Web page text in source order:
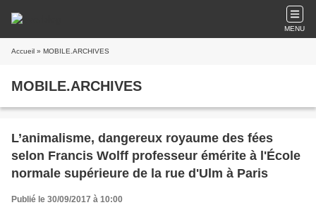
MENU
Accueil » MOBILE.ARCHIVES
MOBILE.ARCHIVES
L’animalisme, dangereux royaume des fées
selon Francis Wolff professeur émérite à l'École
normale supérieure de la rue d'Ulm à Paris
Publié le 30/09/2017 à 10:00